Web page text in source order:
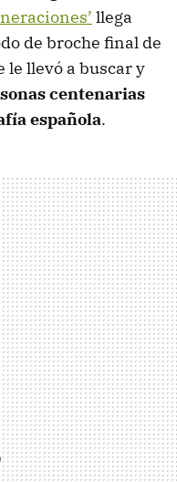
llega
de broche final de
le llevó a buscar y
centenarias
española.